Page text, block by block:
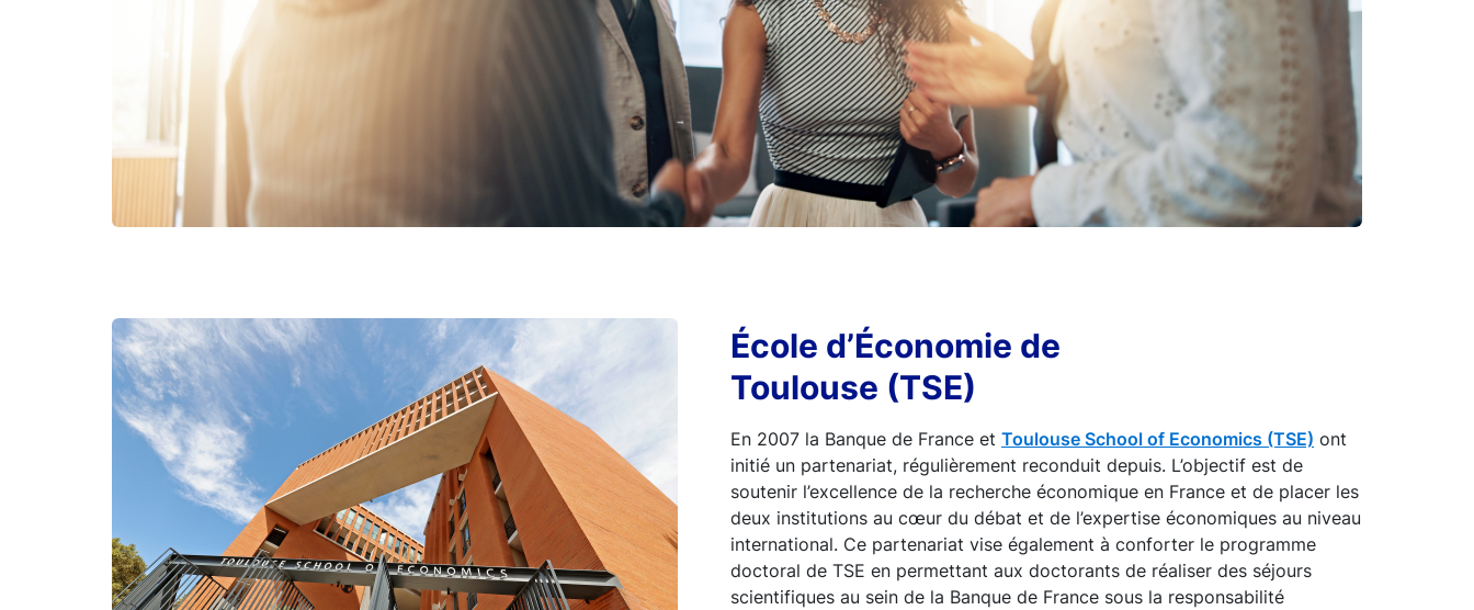
École d’Économie de
Toulouse (TSE)
En 2007 la Banque de France et Toulouse School of Economics (TSE) ont
initié un partenariat, régulièrement reconduit depuis. L’objectif est de
soutenir l’excellence de la recherche économique en France et de placer les
deux institutions au cœur du débat et de l’expertise économiques au niveau
international. Ce partenariat vise également à conforter le programme
doctoral de TSE en permettant aux doctorants de réaliser des séjours
scientifiques au sein de la Banque de France sous la responsabilité